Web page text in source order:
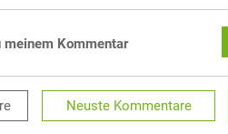
Kommentar
Neuste Kommentare